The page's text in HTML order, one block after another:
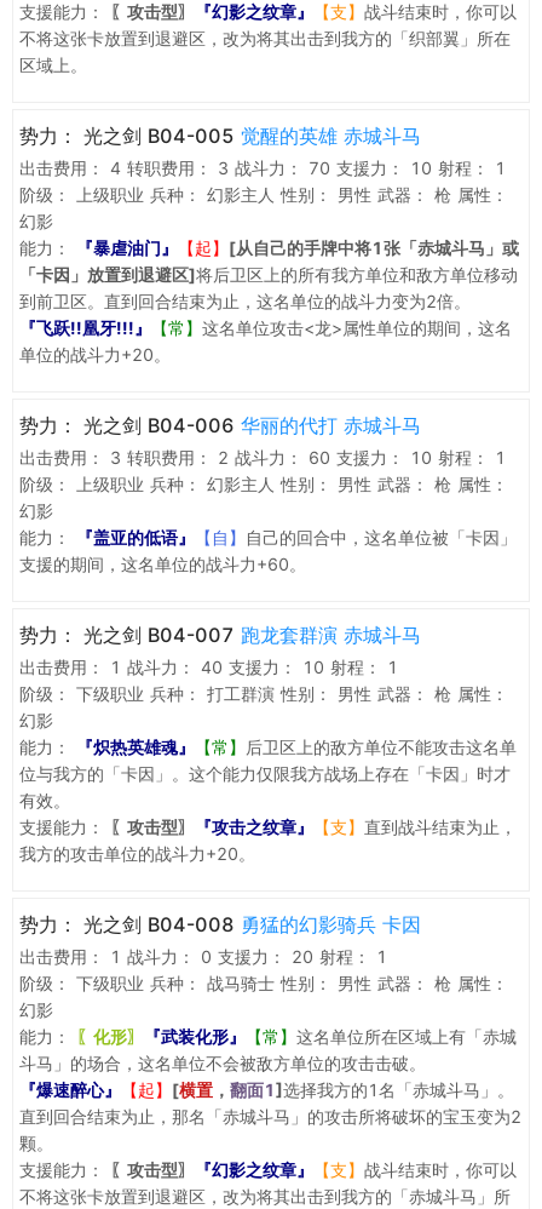
支援能力：
〖攻击型〗 『幻影之纹章』 【支】 战斗结束时，你可以
不将这张卡放置到退避区，改为将其出击到我方的「织部翼」所在
区域上。
势力： 光之剑 B04-005 觉醒的英雄 赤城斗马
出击费用： 4 转职费用： 3 战斗力： 70 支援力： 10 射程：
1
阶级：
上级职业 兵种： 幻影主人 性别： 男性 武器： 枪 属性：
幻影
能力：
『暴虐油门』 【起】 [从自己的手牌中将1张「赤城斗马」或
「卡因」放置到退避区]将后卫区上的所有我方单位和敌方单位移动
到前卫区。直到回合结束为止，这名单位的战斗力变为2倍。
『飞跃!!凰牙!!!』
【常】 这名单位攻击<龙>属性单位的期间，这名
单位的战斗力+20。
势力： 光之剑 B04-006 华丽的代打 赤城斗马
出击费用： 3 转职费用： 2 战斗力： 60 支援力： 10 射程：
1
阶级：
上级职业 兵种： 幻影主人 性别： 男性 武器： 枪 属性：
幻影
能力：
『盖亚的低语』 【自】
自己的回合中，这名单位被「卡因」
支援的期间，这名单位的战斗力+60。
势力： 光之剑 B04-007 跑龙套群演 赤城斗马
出击费用： 1 战斗力： 40 支援力： 10 射程：
1
阶级：
下级职业 兵种： 打工群演 性别： 男性 武器： 枪 属性：
幻影
能力：
『炽热英雄魂』 【常】
后卫区上的敌方单位不能攻击这名单
位与我方的「卡因」。这个能力仅限我方战场上存在「卡因」时才
有效。
支援能力：
〖攻击型〗 『攻击之纹章』 【支】 直到战斗结束为止，
我方的攻击单位的战斗力+20。
势力： 光之剑 B04-008 勇猛的幻影骑兵 卡因
出击费用： 1 战斗力： 0 支援力： 20 射程：
1
阶级：
下级职业 兵种： 战马骑士 性别： 男性 武器： 枪 属性：
幻影
能力：
〖化形〗 『武装化形』 【常】 这名单位所在区域上有「赤城
斗马」的场合，这名单位不会被敌方单位的攻击击破。
『爆速醉心』
【起】 [横置 ， 翻面1]选择我方的1名「赤城斗马」。
直到回合结束为止，那名「赤城斗马」的攻击所将破坏的宝玉变为2
颗。
支援能力：
〖攻击型〗 『幻影之纹章』 【支】 战斗结束时，你可以
不将这张卡放置到退避区，改为将其出击到我方的「赤城斗马」所